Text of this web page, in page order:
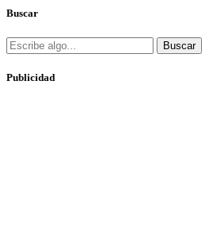
Buscar
Buscar
Publicidad